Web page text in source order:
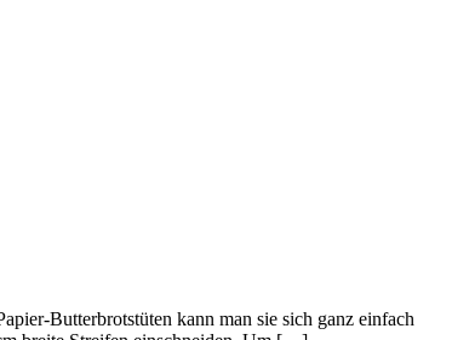
Butterbrotstüten kann man sie sich ganz einfach